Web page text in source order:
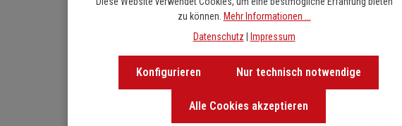
16 Seiten /
zu können. Mehr Informationen ...
Datenschutz
Impressum
Nur technisch notwendige
Konfigurieren
Alle Cookies akzeptieren